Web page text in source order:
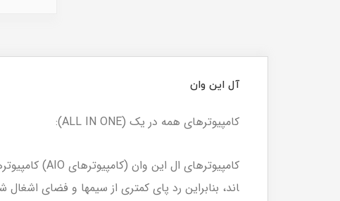
آل این وان
کامپیوترهای همه در یک (ALL IN ONE):
اند، بنابراین رد پای کمتری از سیم­ها و فضای